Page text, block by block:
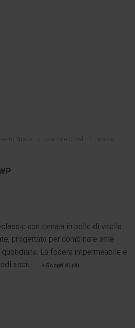
con tomaia in pelle di vitello
progettato per combinare stile
La fodera impermeabile e
asciu…
+ Scopri di più